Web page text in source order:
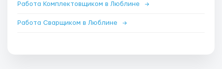
Работа Комплектовщиком в Люблине →
Работа Сварщиком в Люблине →